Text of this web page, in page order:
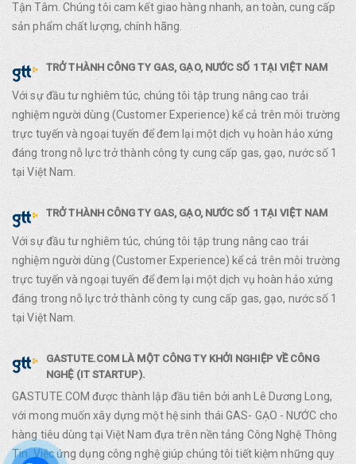
Tận Tâm. Chúng tôi cam kết giao hàng nhanh, an toàn, cung cấp
sản phẩm chất lượng, chính hãng.
TRỞ THÀNH CÔNG TY GAS, GẠO, NƯỚC SỐ 1 TẠI VIỆT NAM
Với sự đầu tư nghiêm túc, chúng tôi tập trung nâng cao trải
nghiệm người dùng (Customer Experience) kể cả trên môi trường
trực tuyến và ngoại tuyến để đem lại một dịch vụ hoàn hảo xứng
đáng trong nỗ lực trở thành công ty cung cấp gas, gạo, nước số 1
tại Việt Nam.
TRỞ THÀNH CÔNG TY GAS, GẠO, NƯỚC SỐ 1 TẠI VIỆT NAM
Với sự đầu tư nghiêm túc, chúng tôi tập trung nâng cao trải
nghiệm người dùng (Customer Experience) kể cả trên môi trường
trực tuyến và ngoại tuyến để đem lại một dịch vụ hoàn hảo xứng
đáng trong nỗ lực trở thành công ty cung cấp gas, gạo, nước số 1
tại Việt Nam.
GASTUTE.COM LÀ MỘT CÔNG TY KHỞI NGHIỆP VỀ CÔNG
NGHỆ (IT STARTUP).
GASTUTE.COM được thành lập đầu tiên bởi anh Lê Dương Long,
với mong muốn xây dựng một hệ sinh thái GAS- GẠO - NƯỚC cho
hàng tiêu dùng tại Việt Nam đựa trên nền tảng Công Nghệ Thông
Tin. Việc ứng dụng công nghệ giúp chúng tôi tiết kiệm những quy